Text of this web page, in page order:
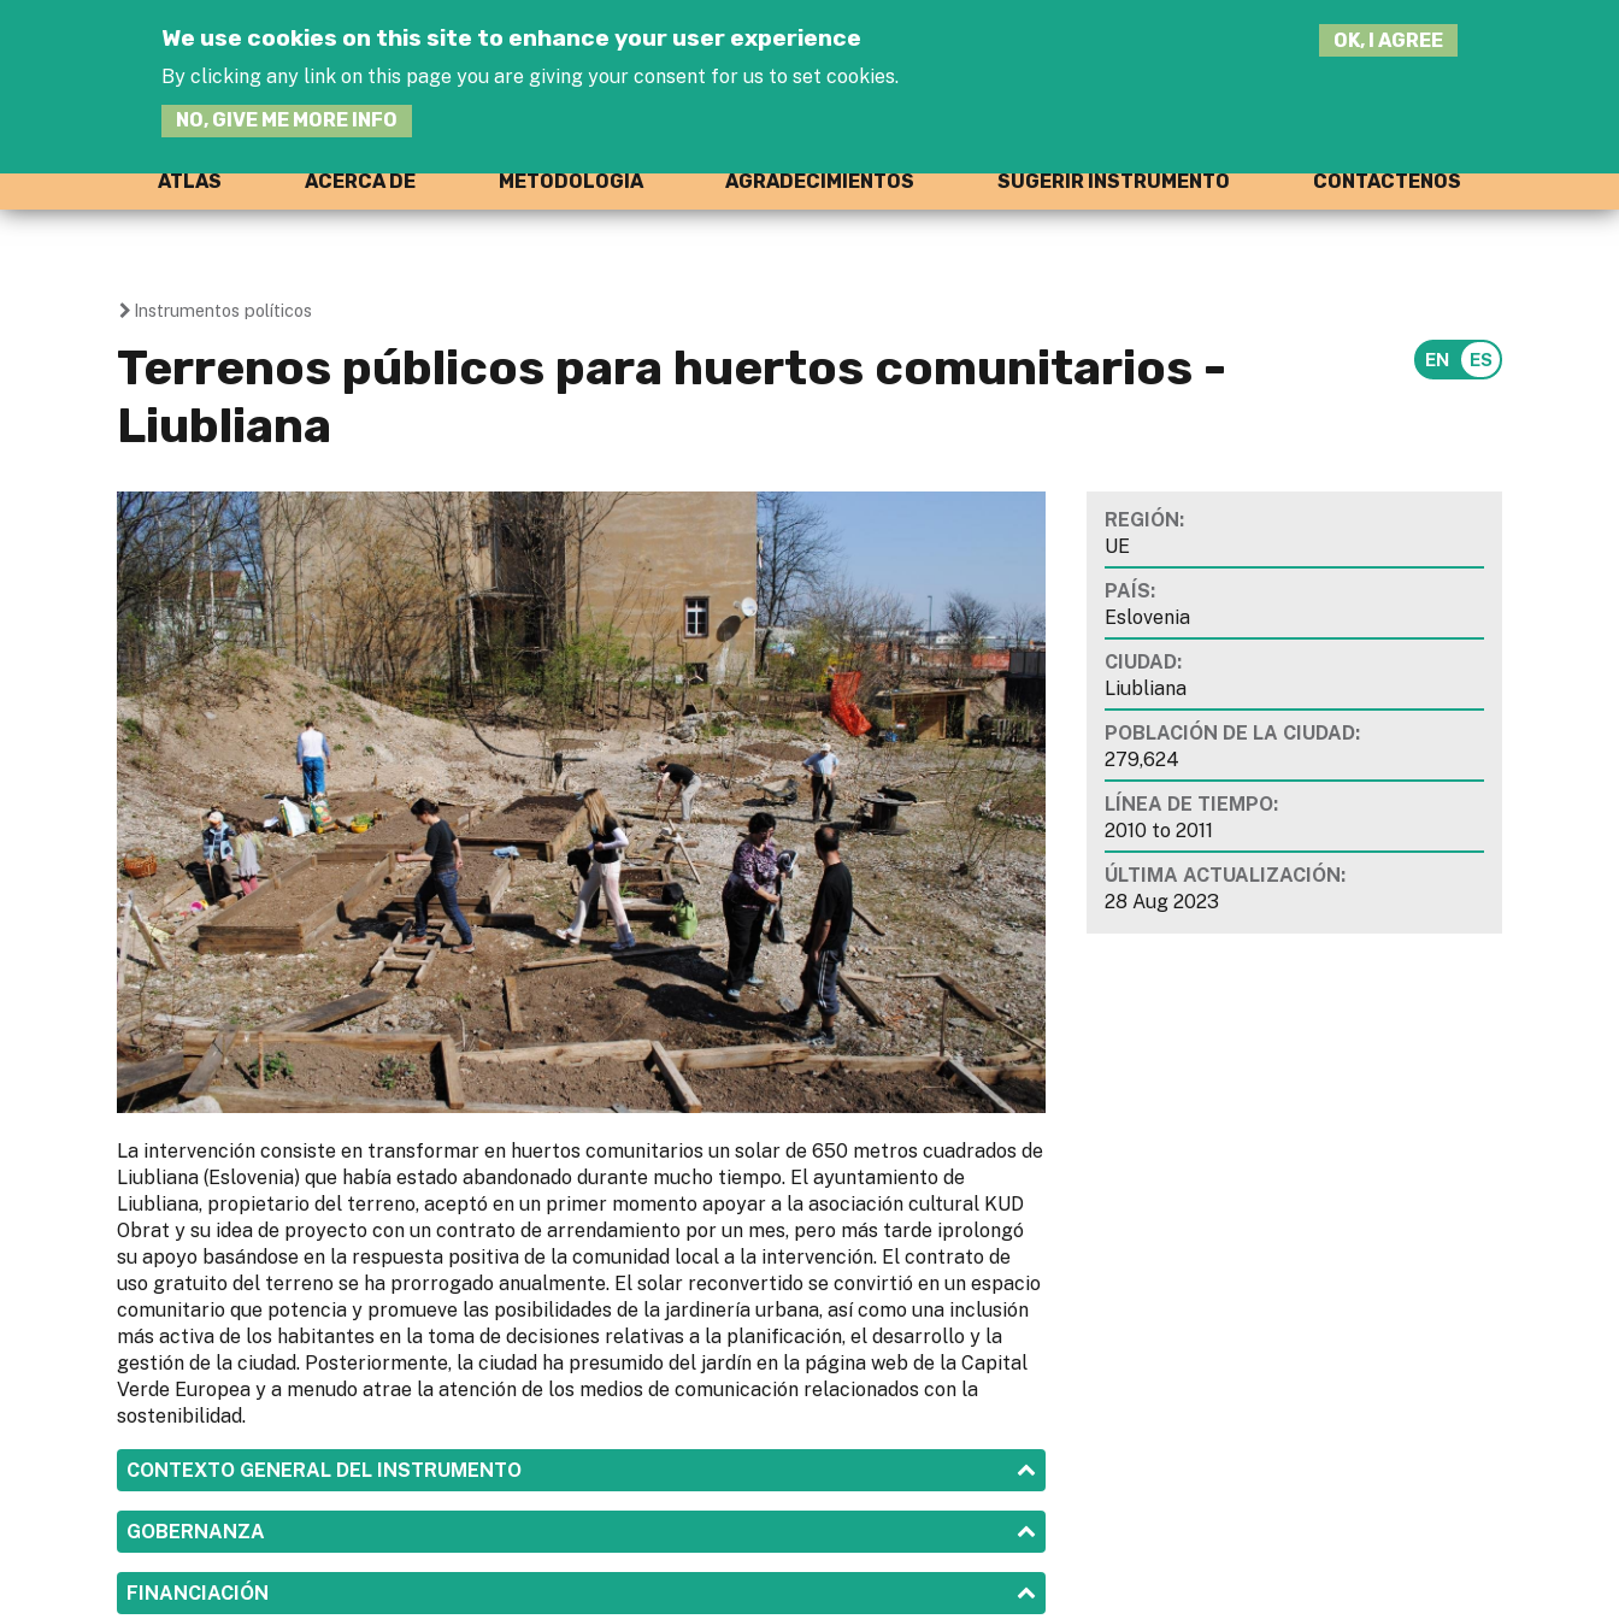
We use cookies on this site to enhance your user experience
By clicking any link on this page you are giving your consent for us to set cookies.
NO, GIVE ME MORE INFO
OK, I AGREE
ATLAS ACERCA DE METODOLOGÍA AGRADECIMIENTOS SUGERIR INSTRUMENTO CONTÁCTENOS
You
are
here
Instrumentos políticos
Terrenos públicos para huertos comunitarios -
Liubliana
La intervención consiste en transformar en huertos comunitarios un solar de 650 metros cuadrados de
Liubliana (Eslovenia) que había estado abandonado durante mucho tiempo. El ayuntamiento de
Liubliana, propietario del terreno, aceptó en un primer momento apoyar a la asociación cultural KUD
Obrat y su idea de proyecto con un contrato de arrendamiento por un mes, pero más tarde iprolongó
su apoyo basándose en la respuesta positiva de la comunidad local a la intervención. El contrato de
uso gratuito del terreno se ha prorrogado anualmente. El solar reconvertido se convirtió en un espacio
comunitario que potencia y promueve las posibilidades de la jardinería urbana, así como una inclusión
más activa de los habitantes en la toma de decisiones relativas a la planificación, el desarrollo y la
gestión de la ciudad. Posteriormente, la ciudad ha presumido del jardín en la página web de la Capital
Verde Europea y a menudo atrae la atención de los medios de comunicación relacionados con la
sostenibilidad.
SHOW
CONTEXTO GENERAL DEL INSTRUMENTO
SHOW
GOBERNANZA
SHOW
FINANCIACIÓN
REGIÓN:
UE
PAÍS:
Eslovenia
CIUDAD:
Liubliana
POBLACIÓN DE LA CIUDAD:
279,624
LÍNEA DE TIEMPO:
2010 to 2011
ÚLTIMA ACTUALIZACIÓN:
28 Aug 2023